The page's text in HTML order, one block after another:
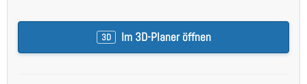
3D Im 3D-Planer öffnen